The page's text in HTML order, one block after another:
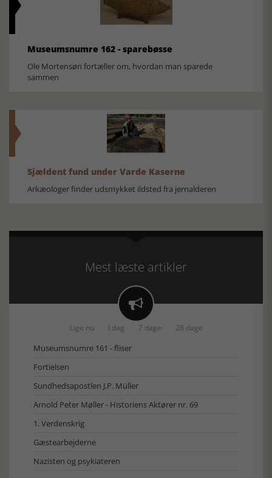
Museumsnumre 162 - sparebøsse
Ole Mortensøn fortæller om, hvordan man sparede
sammen
Sjældent fund under Varde Kaserne
Arkæologer finder udsmykket ildsted fra jernalderen
Mest læste artikler

Lige nu I dag 7 dage 28 dage
Museumsnumre 161 - fliser
Fortielsen
Sundhedsapostlen J.P. Müller
Arnold Peter Møller - Historiens Aktører nr. 69
1. Verdenskrig
Gæstearbejderne
Nazisten og psykiateren